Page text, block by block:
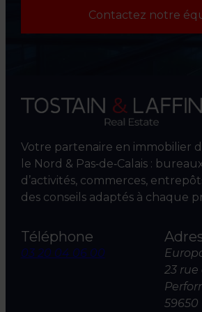
Contactez notre
Votre partenaire en immobilier
le Nord & Pas‑de‑Calais :
d’activités, commerces,
des conseils adaptés à chaque
Téléphone
03 20 04 06 00
23 rue
59650